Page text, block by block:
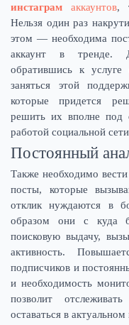
инстаграм аккаунтов,
Нельзя один раз
этом — необходима
аккаунт в тренде.
обратившись к услуге
заняться этой
которые придется
решить их вполне под
работой социальной
Постоянный
Также необходимо
посты, которые
отклик нуждаются в
образом они с куда
поисковую выдачу,
активность.
подписчиков и
и необходимость
позволит
оставаться в